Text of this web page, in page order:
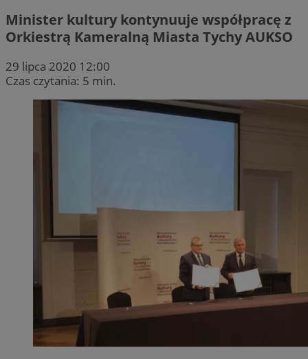
Minister kultury kontynuuje współpracę z
Orkiestrą Kameralną Miasta Tychy AUKSO
29 lipca 2020 12:00
Czas czytania: 5 min.